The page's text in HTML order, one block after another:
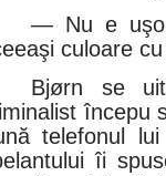
— Nu e
culoare
Bjørn se
începu
telefonul
îi